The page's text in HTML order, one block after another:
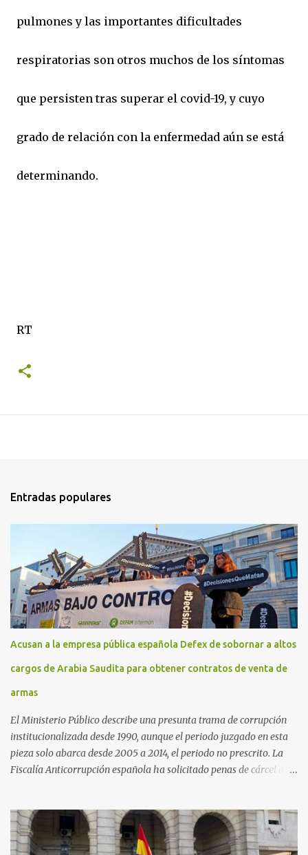
pulmones y las importantes dificultades
respiratorias son otros muchos de los síntomas
que persisten tras superar el covid-19, y cuyo
grado de relación con la enfermedad aún se está
determinando.
RT
Entradas populares
Acusan a la empresa pública española Defex de sobornar a altos
cargos de Arabia Saudita para obtener contratos de venta de
armas
El Ministerio Público describe una presunta trama de corrupción
institucionalizada desde 1990, aunque el periodo juzgado en esta
pieza solo abarca desde 2005 a 2014, el periodo no prescrito. La
Fiscalía Anticorrupción española ha solicitado penas de cárcel de
Arabia Saudita a través de la empresa pública española Defex,
disuelta. El fiscal Conrado Saiz describe en su escrito de